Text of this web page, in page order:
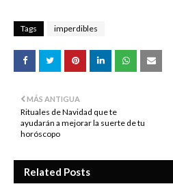
Tags imperdibles
MÁS ANTIGUA
Rituales de Navidad que te
ayudarán a mejorar la suerte de tu
horóscopo
Related Posts